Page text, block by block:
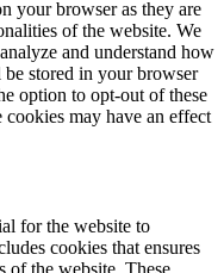
your browser as they are
of the website. We
and understand how
stored in your browser
option to opt-out of these
may have an effect
for the website to
cookies that ensures
of the website. These